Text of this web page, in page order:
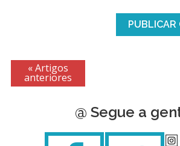
« Artigos
anteriores
@ Segue a